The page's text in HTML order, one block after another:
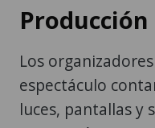
Los
espectáculo
luces, pantallas y